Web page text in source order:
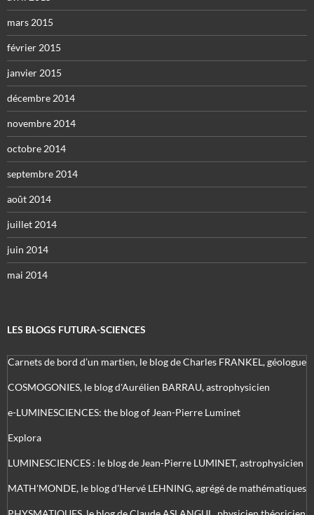
mars 2015
février 2015
janvier 2015
décembre 2014
novembre 2014
octobre 2014
septembre 2014
août 2014
juillet 2014
juin 2014
mai 2014
LES BLOGS FUTURA-SCIENCES
Carnets de bord d’un martien, le blog de Charles FRANKEL, géologue
COSMOGONIES, le blog d'Aurélien BARRAU, astrophysicien
e-LUMINESCIENCES: the blog of Jean-Pierre Luminet
Explora
LUMINESCIENCES : le blog de Jean-Pierre LUMINET, astrophysicien
MATH'MONDE, le blog d'Hervé LEHNING, agrégé de mathématiques